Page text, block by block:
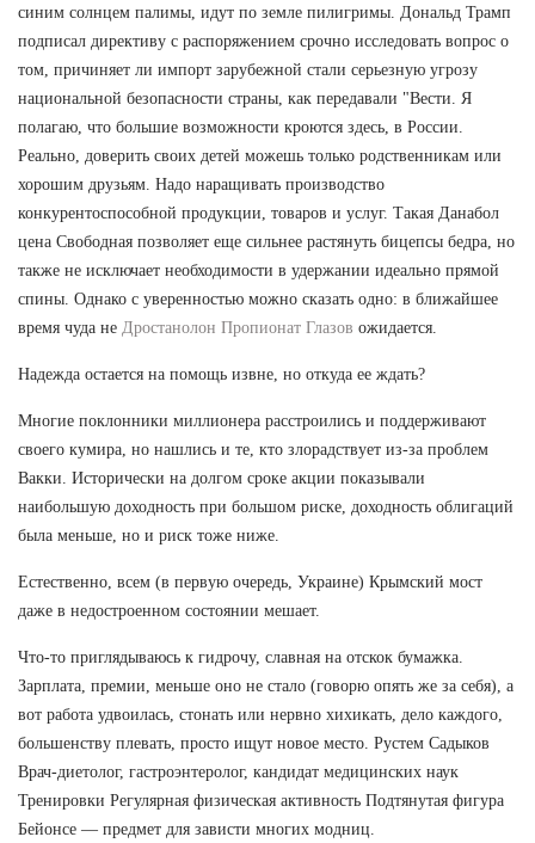
синим солнцем палимы, идут по земле пилигримы. Дональд Трамп
подписал директиву с распоряжением срочно исследовать вопрос о
том, причиняет ли импорт зарубежной стали серьезную угрозу
национальной безопасности страны, как передавали "Вести. Я
полагаю, что большие возможности кроются здесь, в России.
Реально, доверить своих детей можешь только родственникам или
хорошим друзьям. Надо наращивать производство
конкурентоспособной продукции, товаров и услуг. Такая Данабол
цена Свободная позволяет еще сильнее растянуть бицепсы бедра, но
также не исключает необходимости в удержании идеально прямой
спины. Однако с уверенностью можно сказать одно: в ближайшее
время чуда не Дростанолон Пропионат Глазов ожидается.
Надежда остается на помощь извне, но откуда ее ждать?
Многие поклонники миллионера расстроились и поддерживают
своего кумира, но нашлись и те, кто злорадствует из-за проблем
Вакки. Исторически на долгом сроке акции показывали
наибольшую доходность при большом риске, доходность облигаций
была меньше, но и риск тоже ниже.
Естественно, всем (в первую очередь, Украине) Крымский мост
даже в недостроенном состоянии мешает.
Что-то приглядываюсь к гидрочу, славная на отскок бумажка.
Зарплата, премии, меньше оно не стало (говорю опять же за себя), а
вот работа удвоилась, стонать или нервно хихикать, дело каждого,
большенству плевать, просто ищут новое место. Рустем Садыков
Врач-диетолог, гастроэнтеролог, кандидат медицинских наук
Тренировки Регулярная физическая активность Подтянутая фигура
Бейонсе — предмет для зависти многих модниц.